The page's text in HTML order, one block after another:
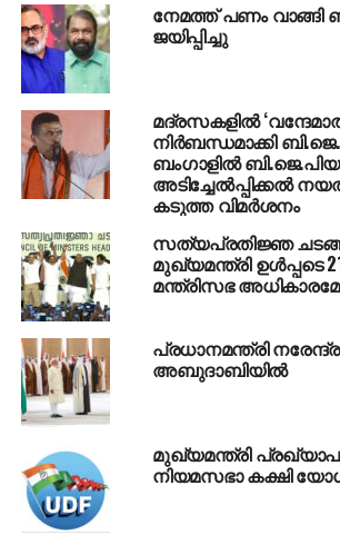
DON'T MISS
ഷാനിമോള്‍ ഉസ്മാന്‍ ഡെപ്യൂട്ടി
തെരഞ്ഞെടുക്കപ്പെട്ടു
നേമത്ത് പണം വാങ്ങി
ജയിപ്പിച്ചു
മദ്രസകളില്‍
നിര്‍ബന്ധമാക്കി
ബംഗാളില്‍
അടിച്ചേല്‍പ്പിക്കല്‍
കടുത്ത വിമര്‍ശനം
സത്യപ്രതിജ്ഞ
മുഖ്യമന്ത്രി ഉള്‍പ്പടെ
മന്ത്രിസഭ
പ്രധാനമന്ത്രി
അബുദാബിയില്‍
മുഖ്യമന്ത്രി
നിയമസഭാ കക്ഷി